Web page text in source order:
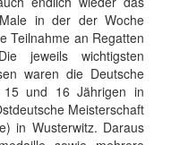
in der der Woche
Teilnahme an Regatten
jeweils wichtigsten
waren die Deutsche
und 16 Jährigen in
Meisterschaft
in Wusterwitz. Daraus